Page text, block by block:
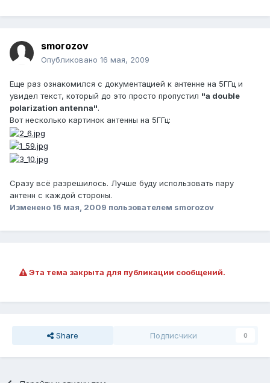
smorozov
Опубликовано 16 мая, 2009
Еще раз ознакомился с документацией к антенне на 5ГГц и
увидел текст, который до это просто пропустил "a double
polarization antenna".
Вот несколько картинок антенны на 5ГГц:
Сразу всё разрешилось. Лучше буду использовать пару
антенн с каждой стороны.
Изменено 16 мая, 2009 пользователем smorozov
Эта тема закрыта для публикации сообщений.
Share Подписчики 0